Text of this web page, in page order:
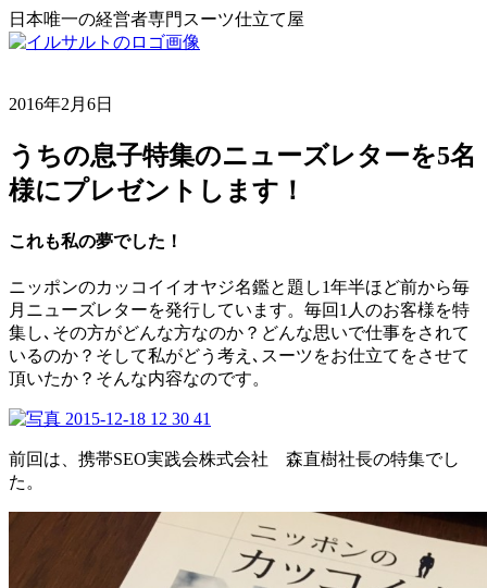
日本唯一の経営者専門スーツ仕立て屋
2016年2月6日
うちの息子特集のニューズレターを5名
様にプレゼントします！
これも私の夢でした！
ニッポンのカッコイイオヤジ名鑑と題し1年半ほど前から毎
月ニューズレターを発行しています。毎回1人のお客様を特
集し､その方がどんな方なのか？どんな思いで仕事をされて
いるのか？そして私がどう考え､スーツをお仕立てをさせて
頂いたか？そんな内容なのです。
前回は、携帯SEO実践会株式会社 森直樹社長の特集でし
た。